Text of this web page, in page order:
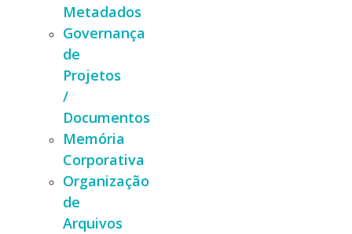
Metadados
Governança
de
Projetos
/
Documentos
Memória
Corporativa
Organização
de
Arquivos